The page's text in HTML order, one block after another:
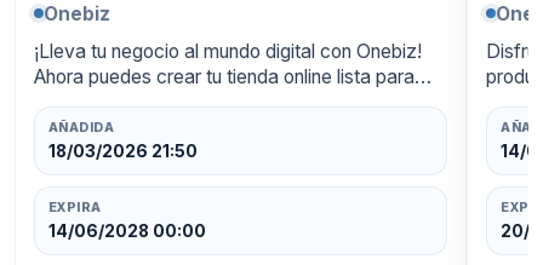
Onebiz
¡Lleva tu negocio al mundo digital con Onebiz!
Ahora puedes crear tu tienda online lista para
funcionar las 24 horas, con un diseño
profesional y pagos integrados. Aprovecha un
50…
AÑADIDA
18/03/2026 21:50
EXPIRA
14/06/2028 00:00
14/
20/